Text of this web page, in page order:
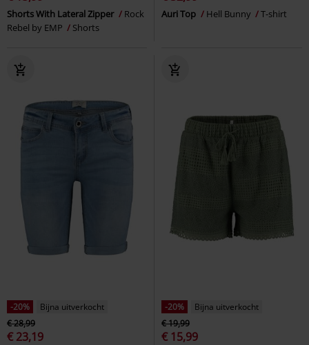
Shorts With Lateral Zipper
Rock
Rebel by EMP
Shorts
Auri Top Hell Bunny T-shirt
-20%
Bijna uitverkocht
€ 28,99
€ 23,19
-20%
Bijna uitverkocht
€ 19,99
€ 15,99